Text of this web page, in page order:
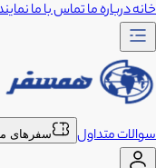
خانهدرباره ماتماس با ما
سوالات متداول سفرهای